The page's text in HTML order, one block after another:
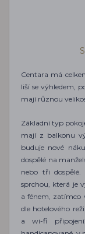
Centara má
liší se výhledem,
mají různou
Základní typ
mají z balkonu
buduje nové
dospělé na
nebo tři
sprchou, která je
a fénem, zatímco
dle hotelového
a wi-fi